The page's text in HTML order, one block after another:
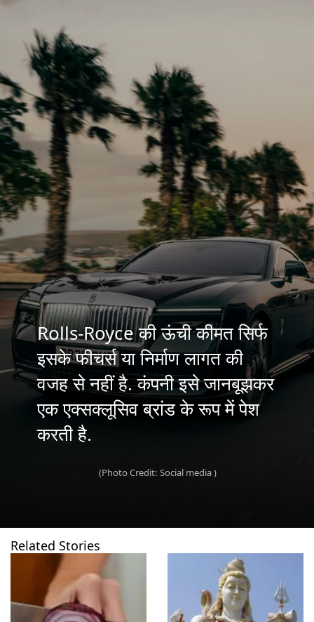
Rolls-Royce की ऊंची कीमत सिर्फ
इसके फीचर्स या निर्माण लागत की
वजह से नहीं है. कंपनी इसे जानबूझकर
एक एक्सक्लूसिव ब्रांड के रूप में पेश
करती है.
(Photo Credit: Social media )
खुल रहा है
Related Stories